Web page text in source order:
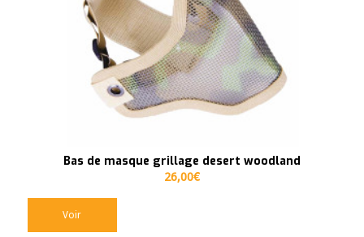
ascendant
Bas de masque grillage desert woodland
26,00€
Voir